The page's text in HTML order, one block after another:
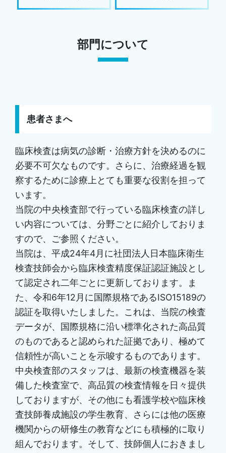
部門について
患者さまへ
臨床検査は病気の診断・治療方針を決めるのに
必要不可欠なものです。さらに、治療経過を観
察するために診療上とても重要な役割を担って
います。
当院の中央検査部で行っている臨床検査の詳し
い内容については、分野ごとに紹介しておりま
すので、ご参照ください。
当院は、平成24年4月に社団法人日本臨床衛生
検査技師会から臨床検査精度保証認証施設とし
て認定され二年ごとに更新しております。ま
た、令和6年12月に国際規格であるISO15189の
認証を取得いたしました。これは、当院の検査
データが、国際規格に沿い標準化された高品質
のものであると認められた証拠であり、極めて
信頼性が高いことを示唆するものであります。
中央検査部のスタッフは、最新の検査機器を装
備した検査室で、高品質の検査情報を日々提供
しておりますが、その他にも看護学校や臨床検
査技師養成施設の学生教育、さらには他の医療
機関からの研修生の教育などにも積極的に取り
組んでおります。そして、技師個人におきまし